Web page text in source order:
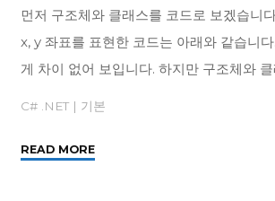
먼저 구조체와 클래스를 코드로 보겠습니
x, y 좌표를 표현한 코드는 아래와 같습니
게 차이 없어 보입니다. 하지만 구조체와
C# .NET | 기본
READ MORE"